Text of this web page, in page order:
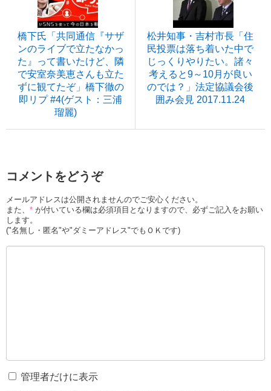
橋下氏「共同通信『サザ
ンのライブで立たなかっ
た』って書いたけど、隣
で安室奈美恵さんも立た
ずに観てたぞ」橋下徹の
即リプ #4(ゲスト：三浦
瑠麗)
松井知事・吉村市長「住
民投票は落ち着いた中で
じっくりやりたい。諸々
考えると9～10月が良い
のでは？」法定協議会後
囲み会見 2017.11.24
コメントをどうぞ
メールアドレスは公開されませんのでご安心ください。
また、 * が付いている欄は必須項目となりますので、必ずご記入をお願い
します。
("名無し・匿名"や"ダミーアドレス"でもＯＫです)
管理者だけに表示